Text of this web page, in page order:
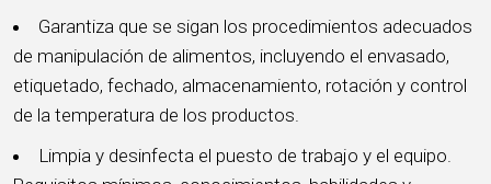
Garantiza que se sigan los procedimientos adecuados
de manipulación de alimentos, incluyendo el envasado,
etiquetado, fechado, almacenamiento, rotación y control
de la temperatura de los productos.
Limpia y desinfecta el puesto de trabajo y el equipo.